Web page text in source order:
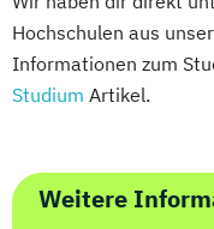
Hochschulen aus
Informationen zum
Studium Artikel.
Weitere